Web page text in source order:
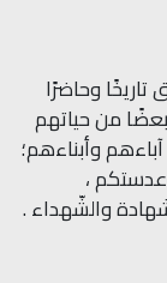
وحاضرًا
من حياتهم
وأبناءهم؛
،
والشّهداء .